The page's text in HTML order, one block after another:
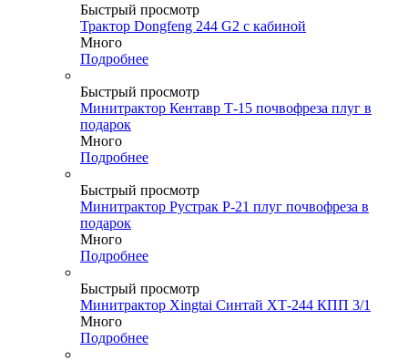
Быстрый просмотр
Трактор Dongfeng 244 G2 с кабиной
Много
Подробнее
Быстрый просмотр
Минитрактор Кентавр Т-15 почвофреза плуг в
подарок
Много
Подробнее
Быстрый просмотр
Минитрактор Рустрак P-21 плуг почвофреза в
подарок
Много
Подробнее
Быстрый просмотр
Минитрактор Xingtai Синтай ХТ-244 КПП 3/1
Много
Подробнее